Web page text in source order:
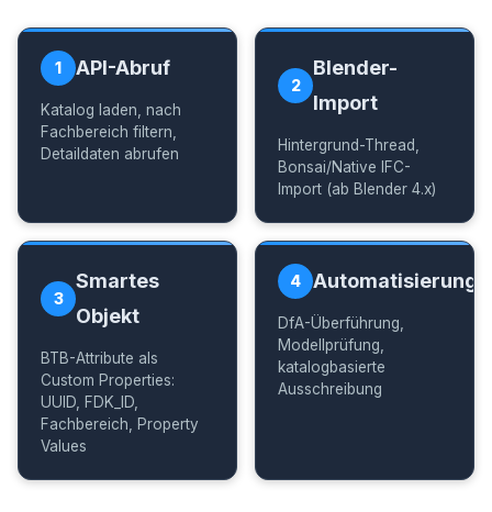
1 API-Abruf
Katalog laden, nach
Fachbereich filtern,
Detaildaten abrufen
2
Blender-
Import
Hintergrund-Thread,
Bonsai/Native IFC-
Import (ab Blender 4.x)
3
Smartes
Objekt
BTB-Attribute als
Custom Properties:
UUID, FDK_ID,
Fachbereich, Property
Values
4 Automatisierung
DfA-Überführung,
Modellprüfung,
katalogbasierte
Ausschreibung